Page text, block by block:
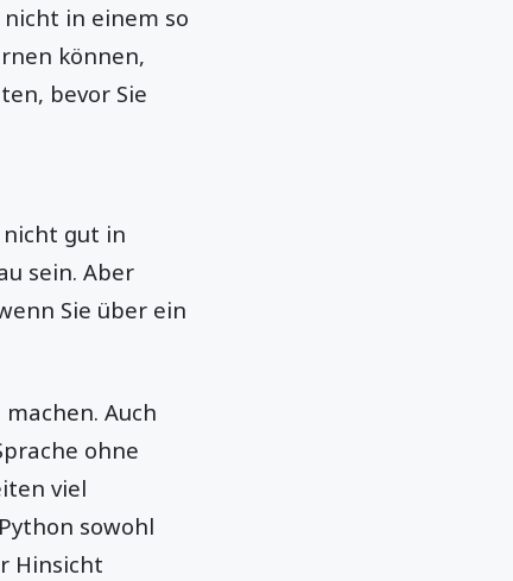
in einem so
können,
bevor Sie
nicht gut in
sein. Aber
Sie über ein
Auch
ohne
viel
sowohl
Hinsicht